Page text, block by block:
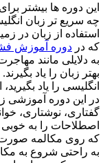
این دوره ها بیشتر
چه سریع تر زبان
استفاده از زبان در
که در دوره آموزش
به دلایلی مانند
بهتر زبان را یاد
انگلیسی را یاد
در این دوره آموزشی
گفتاری، نوشتاری،
اصطلاحات را به خوبی
که روی مکالمه صورت
به راحتی شروع به